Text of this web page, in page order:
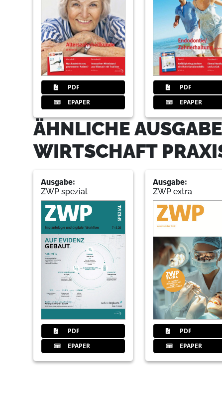
PDF
EPAPER
PDF
EPAPER
ÄHNLICHE
WIRTSCHAFT
Ausgabe:
ZWP spezial
PDF
EPAPER
Ausgabe:
ZWP extra
PDF
EPAPER